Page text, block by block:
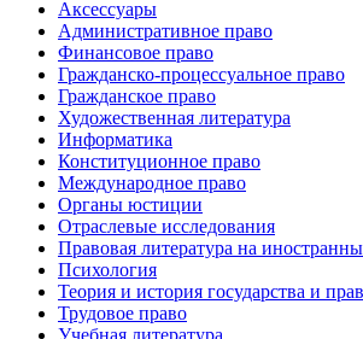
Аксессуары
Административное право
Финансовое право
Гражданско-процессуальное право
Гражданское право
Художественная литература
Информатика
Конституционное право
Международное право
Органы юстиции
Отраслевые исследования
Правовая литература на
Психология
Теория и история государства и
Трудовое право
Учебная литература